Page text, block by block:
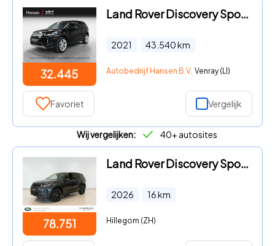
32.445
Land Rover Discovery Sport - P300e 1.5 R-Dynamic HSE I Leder I Trekhaak I 360 Camera I El
2021 43.540km
Autobedrijf Hansen B.V. Venray (LI)
Favoriet Vergelijk
Wij vergelijken: 40+ autosites
78.751
Land Rover Discovery Sport - 1.5 P270e PHEV Landmark
2026 16km
Hillegom (ZH)